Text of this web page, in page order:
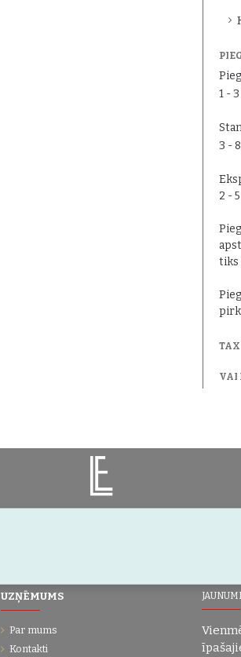
1 -
3 -
2 -
tiks
TAX
VAI
UZŅĒMUMS
Par mums
Kontakti